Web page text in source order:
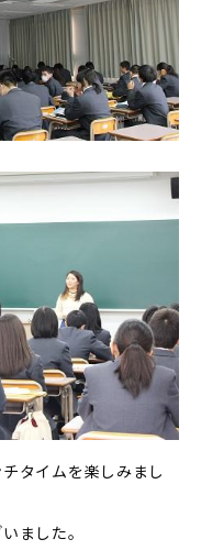
タイムを楽しみまし
ました。